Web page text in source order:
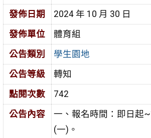
發佈日期
2024 年 10 月 30 日
發佈單位
體育組
公告類別
學生園地
公告等級
轉知
點閱次數
742
公告內容
一、報名時間：即日起
(一)。